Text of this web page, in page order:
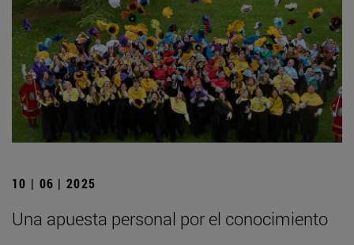
10 | 06 | 2025
Una apuesta personal por el conocimiento